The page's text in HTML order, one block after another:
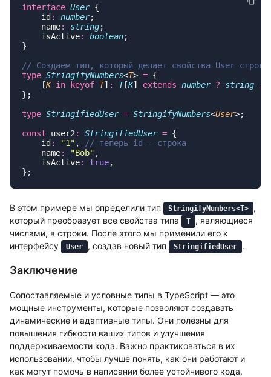
interface User
    id
: number
    name
: string
    isActive
: boolean
type StringifyNumbers<T> =
    [
K in keyof T] : T[K] extends number ? string :
type StringifiedUser = StringifyNumbers<User
const user2 : StringifiedUser =
    id
: "1 " ,
    name
: "Bob"
    isActive
: true
В этом примере мы определили тип StringifyNumbers<T>
,
который преобразует все свойства типа
T
, являющиеся
числами, в строки. После этого мы применили его к
интерфейсу
User , создав новый тип StringifiedUser .
Заключение
Сопоставляемые и условные типы в TypeScript — это
мощные инструменты, которые позволяют создавать
динамические и адаптивные типы. Они полезны для
повышения гибкости ваших типов и улучшения
поддерживаемости кода. Важно практиковаться в их
использовании, чтобы лучше понять, как они работают и
как могут помочь в написании более устойчивого кода.